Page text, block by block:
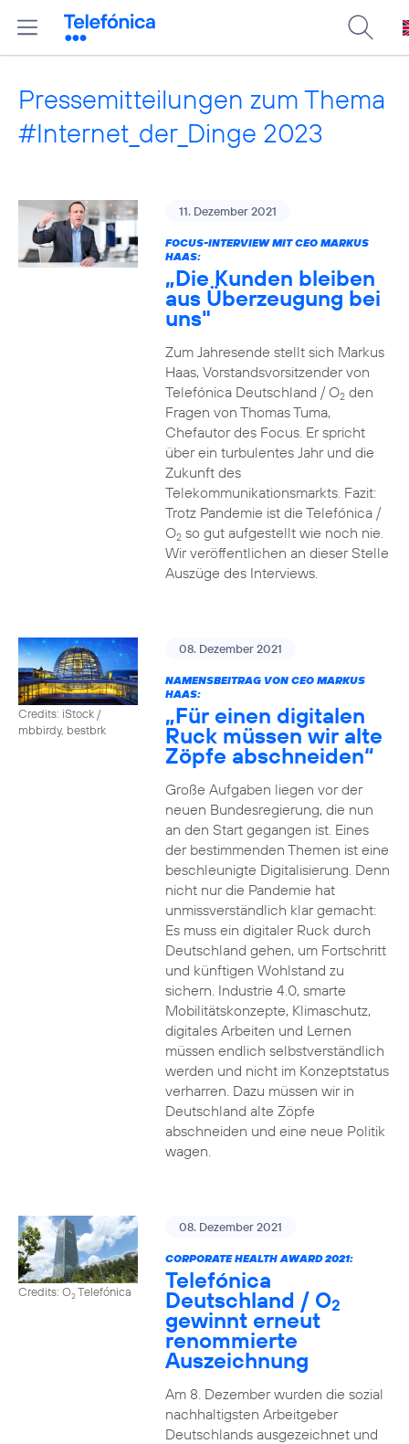
Pressemitteilungen zum Thema
#Internet_der_Dinge 2023
11. Dezember 2021
FOCUS-INTERVIEW MIT CEO MARKUS
HAAS:
„Die Kunden bleiben
aus Überzeugung bei
uns"
Zum Jahresende stellt sich Markus
Haas, Vorstandsvorsitzender von
Telefónica Deutschland / O2den
Fragen von Thomas Tuma,
Chefautor des Focus. Er spricht
über ein turbulentes Jahr und die
Zukunft des
Telekommunikationsmarkts. Fazit:
Trotz Pandemie ist die Telefónica /
O2so gut aufgestellt wie noch nie.
Wir veröffentlichen an dieser Stelle
Auszüge des Interviews.
Credits: iStock /
mbbirdy, bestbrk
08. Dezember 2021
NAMENSBEITRAG VON CEO MARKUS
HAAS:
„Für einen digitalen
Ruck müssen wir alte
Zöpfe abschneiden“
Große Aufgaben liegen vor der
neuen Bundesregierung, die nun
an den Start gegangen ist. Eines
der bestimmenden Themen ist eine
beschleunigte Digitalisierung. Denn
nicht nur die Pandemie hat
unmissverständlich klar gemacht:
Es muss ein digitaler Ruck durch
Deutschland gehen, um Fortschritt
und künftigen Wohlstand zu
sichern. Industrie 4.0, smarte
Mobilitätskonzepte, Klimaschutz,
digitales Arbeiten und Lernen
müssen endlich selbstverständlich
werden und nicht im Konzeptstatus
verharren. Dazu müssen wir in
Deutschland alte Zöpfe
abschneiden und eine neue Politik
wagen.
Credits: O2Telefónica
08. Dezember 2021
CORPORATE HEALTH AWARD 2021:
Telefónica
Deutschland / O2
gewinnt erneut
renommierte
Auszeichnung
Am 8. Dezember wurden die sozial
nachhaltigsten Arbeitgeber
Deutschlands ausgezeichnet und